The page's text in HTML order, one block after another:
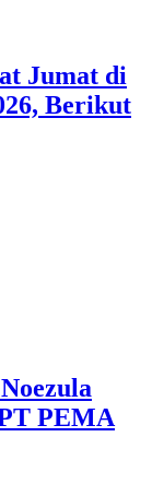
Jumat di
Berikut
PEMA